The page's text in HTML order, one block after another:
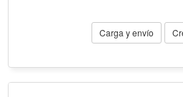
Carga y envío